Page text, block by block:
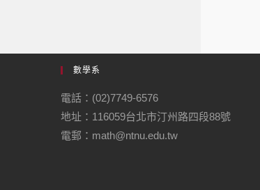
數學系
電話：(02)7749-6576
地址：116059台北市汀州路四段88號
電郵：math@ntnu.edu.tw